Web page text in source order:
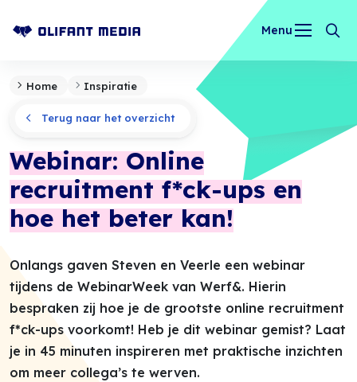
Menu
Home Inspiratie
Terug naar het overzicht
Webinar: Online
recruitment f*ck-ups en
hoe het beter kan!
Onlangs gaven Steven en Veerle een webinar
tijdens de WebinarWeek van Werf&. Hierin
bespraken zij hoe je de grootste online recruitment
f*ck-ups voorkomt! Heb je dit webinar gemist? Laat
je in 45 minuten inspireren met praktische inzichten
om meer collega’s te werven.